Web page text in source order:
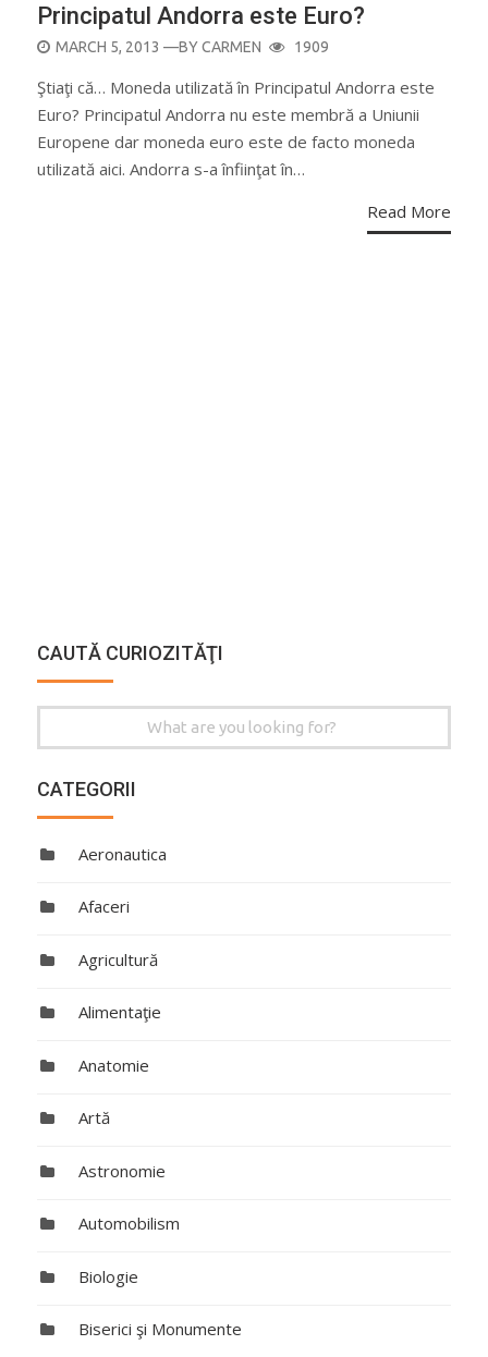
Principatul Andorra este Euro?
POSTED
MARCH 5, 2013 —BYCARMEN 1909
Ştiaţi că… Moneda utilizată în Principatul Andorra este
Euro? Principatul Andorra nu este membră a Uniunii
Europene dar moneda euro este de facto moneda
utilizată aici. Andorra s-a înfiinţat în…
Read More
CAUTĂ CURIOZITĂŢI
for:
CATEGORII
Aeronautica
Afaceri
Agricultură
Alimentaţie
Anatomie
Artă
Astronomie
Automobilism
Biologie
Biserici şi Monumente